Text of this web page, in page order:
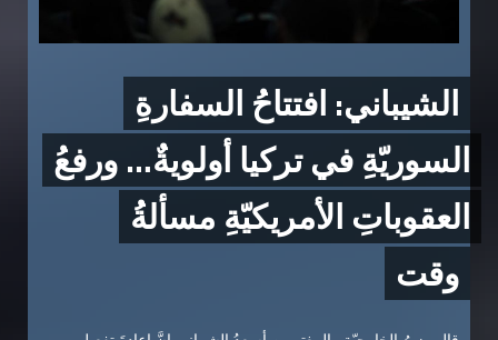
الشيباني: افتتاحُ السفارةِ
السوريّةِ في تركيا أولويةٌ… ورفعُ
العقوباتِ الأمريكيّةِ مسألةُ
وقت